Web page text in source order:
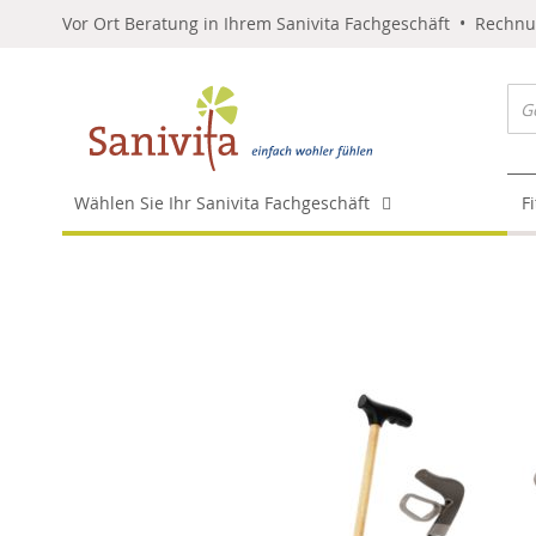
Vor Ort Beratung in Ihrem Sanivita Fachgeschäft •
Wählen Sie Ihr Sanivita Fachgeschäft